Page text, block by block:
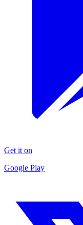
Get it on
Google Play